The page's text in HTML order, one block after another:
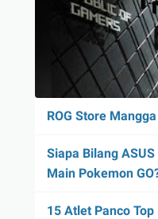
ROG Store
Siapa Bilang
Main Pokemon
15 Atlet Panco